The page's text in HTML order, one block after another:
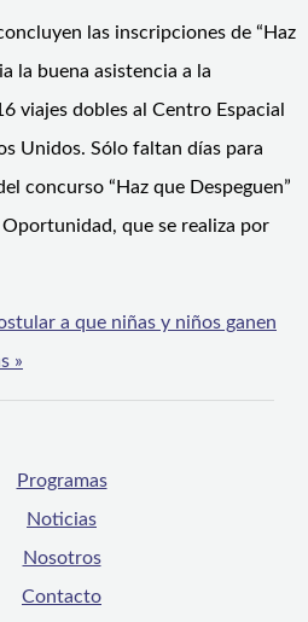
las inscripciones de “Haz
la buena asistencia a la
viajes dobles al Centro Espacial
Unidos. Sólo faltan días para
concurso “Haz que Despeguen”
que se realiza por
a que niñas y niños ganen
»
Programas
Noticias
Nosotros
Contacto